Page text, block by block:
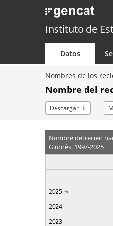
Instituto de
Datos
Nombres de los
Nombre del
Descargar
Nombre del recién
Gironès. 1997-2025
2025
2024
2023